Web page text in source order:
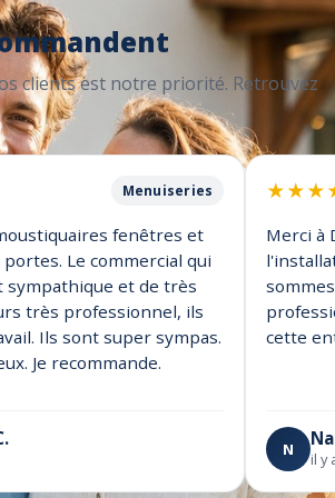
clients est notre priorité. Retrouvez
Menuiseries
fenêtres et
Le commercial qui
et de très
très professionnel, ils
Ils sont super sympas.
Je recommande.
★★★
Merci à
cette
N
il y